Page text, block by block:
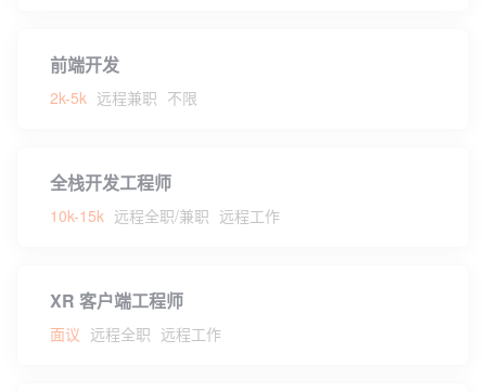
前端开发
2k-5k 远程兼职 不限
全栈开发工程师
10k-15k 远程全职/兼职 远程工作
XR 客户端工程师
面议 远程全职 远程工作